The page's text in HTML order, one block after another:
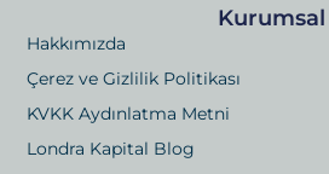
Kurumsal
Hakkımızda
Çerez ve Gizlilik Politikası
KVKK Aydınlatma Metni
Londra Kapital Blog